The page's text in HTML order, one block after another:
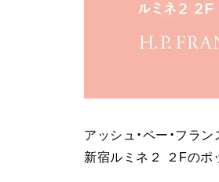
アッシュ・ペー・フラ
新宿ルミネ２ ２Fのポ